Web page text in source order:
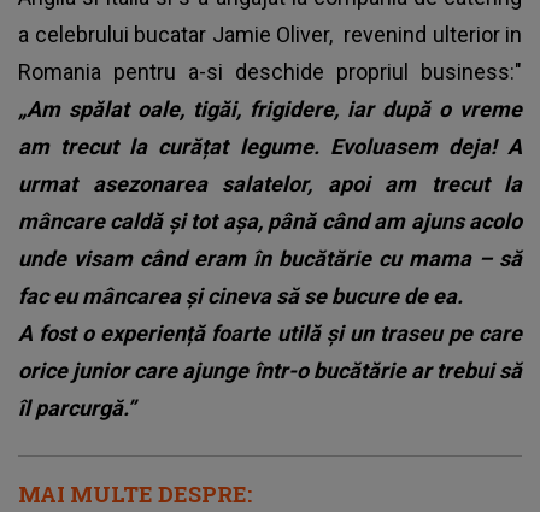
a celebrului bucatar Jamie Oliver, revenind ulterior in
Romania pentru a-si deschide propriul business:"
„Am spălat oale, tigăi, frigidere, iar după o vreme
am trecut la curățat legume. Evoluasem deja! A
urmat asezonarea salatelor, apoi am trecut la
mâncare caldă și tot așa, până când am ajuns acolo
unde visam când eram în bucătărie cu mama – să
fac eu mâncarea și cineva să se bucure de ea.
A fost o experiență foarte utilă și un traseu pe care
orice junior care ajunge într-o bucătărie ar trebui să
îl parcurgă.”
MAI MULTE DESPRE: